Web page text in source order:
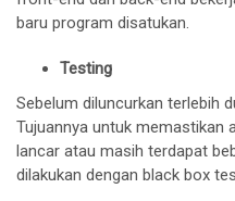
baru program disatukan.
Testing
Sebelum diluncurkan terlebih
Tujuannya untuk memastikan
lancar atau masih terdapat
dilakukan dengan black box